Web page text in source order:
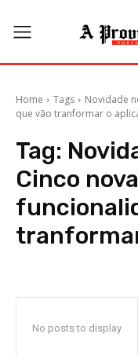
Home Tags
Novidade
que vão tranformar o
Tag:
Cinco
No posts to display